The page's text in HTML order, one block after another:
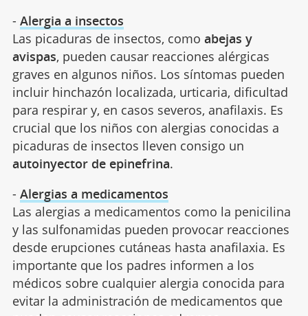
- Alergia a insectos
Las picaduras de insectos, como abejas y
avispas, pueden causar reacciones alérgicas
graves en algunos niños. Los síntomas pueden
incluir hinchazón localizada, urticaria, dificultad
para respirar y, en casos severos, anafilaxis. Es
crucial que los niños con alergias conocidas a
picaduras de insectos lleven consigo un
autoinyector de epinefrina.
- Alergias a medicamentos
Las alergias a medicamentos como la penicilina
y las sulfonamidas pueden provocar reacciones
desde erupciones cutáneas hasta anafilaxia. Es
importante que los padres informen a los
médicos sobre cualquier alergia conocida para
evitar la administración de medicamentos que